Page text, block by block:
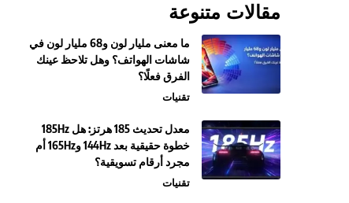
مقالات متنوعة
ما معنى مليار لون و68 مليار لون في
شاشات الهواتف؟ وهل تلاحظ عينك
الفرق فعلًا؟
تقنيات
معدل تحديث 185 هرتز: هل 185Hz
خطوة حقيقية بعد 144Hz و165Hz أم
مجرد أرقام تسويقية؟
تقنيات